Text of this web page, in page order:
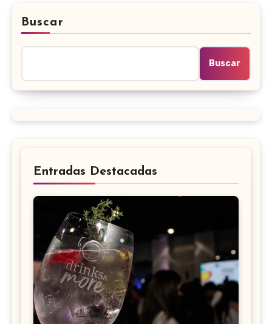
Buscar
Buscar
Entradas Destacadas